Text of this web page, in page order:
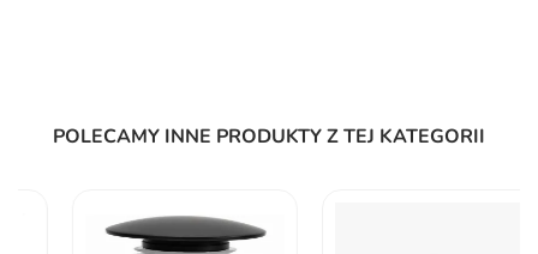
POLECAMY INNE PRODUKTY Z TEJ KATEGORII